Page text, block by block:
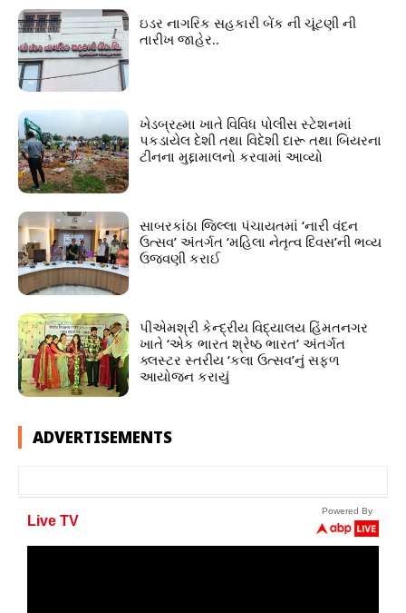
ઇડર નાગરિક સહકારી બેંક ની ચૂંટણી ની
તારીખ જાહેર..
ખેડબ્રહ્મા ખાતે વિવિધ પોલીસ સ્ટેશનમાં
પકડાયેલ દેશી તથા વિદેશી દારૂ તથા બિયરના
ટીનના મુદ્દામાલનો કરવામાં આવ્યો
સાબરકાંઠા જિલ્લા પંચાયતમાં ‘નારી વંદન
ઉત્સવ’ અંતર્ગત ‘મહિલા નેતૃત્વ દિવસ’ની ભવ્ય
ઉજવણી કરાઈ
પીએમશ્રી કેન્દ્રીય વિદ્યાલય હિંમતનગર
ખાતે ‘એક ભારત શ્રેષ્ઠ ભારત’ અંતર્ગત
ક્લસ્ટર સ્તરીય ‘કલા ઉત્સવ’નું સફળ
આયોજન કરાયું
ADVERTISEMENTS